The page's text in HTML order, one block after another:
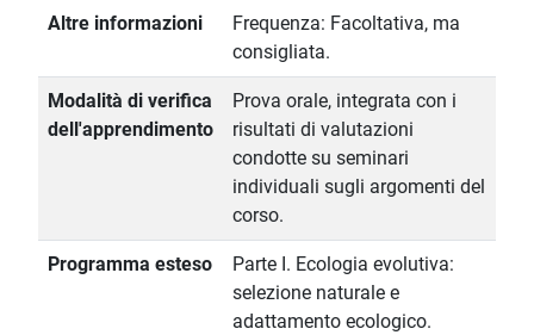
Altre informazioni
Frequenza: Facoltativa, ma
consigliata.
Modalità di verifica
dell'apprendimento
Prova orale, integrata con i
risultati di valutazioni
condotte su seminari
individuali sugli argomenti del
corso.
Programma esteso
Parte I. Ecologia evolutiva:
selezione naturale e
adattamento ecologico.